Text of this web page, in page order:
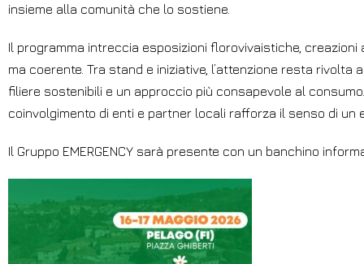
insieme alla comunità che lo sostiene.
Il programma intreccia esposizioni florovivaistiche,
ma coerente. Tra stand e iniziative, l’attenzione resta
filiere sostenibili e un approccio più consapevole al
coinvolgimento di enti e partner locali rafforza il senso di
Il Gruppo EMERGENCY sarà presente con un banchino